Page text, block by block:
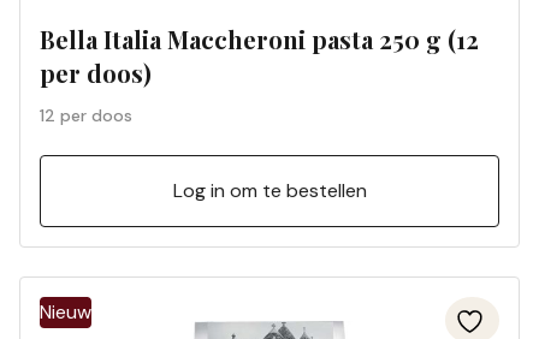
Bella Italia Maccheroni pasta 250 g (12
per doos)
12 per doos
Log in om te bestellen